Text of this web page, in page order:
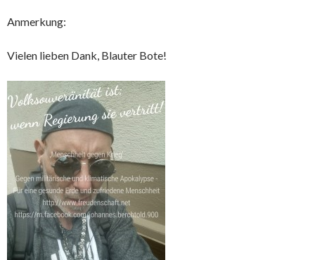
Anmerkung:
Vielen lieben Dank, Blauter Bote!